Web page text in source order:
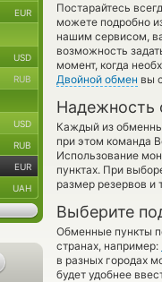
Постарайтесь
можете подробно
нашим сервисом,
возможность
момент, когда
Двойной обмен вы
Надежность
Каждый из
при этом команда
Использование
пунктах. При
размер резервов и
Выберите
Обменные пункты
странах, например:
в разных городах
будет удобнее
EUR
USD
RUB
USD
RUB
EUR
UAH